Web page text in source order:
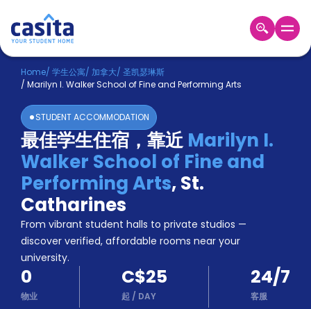
Home ZH CAD
登
入
Booking
Accommodation
About
us
Blog
Refer
And
Earn
Become
A
Partner
Help
and
Phone
Home/ 学生公寓/ 加拿大/ 圣凯瑟琳斯
/ Marilyn I. Walker School of Fine and Performing Arts
STUDENT ACCOMMODATION
最佳学生住宿，靠近Marilyn I.
Walker School of Fine and
Performing Arts,St.
Catharines
From vibrant student halls to private studios —
discover verified, affordable rooms near your
university.
0
物业
C$25
起 / DAY
24/7
客服